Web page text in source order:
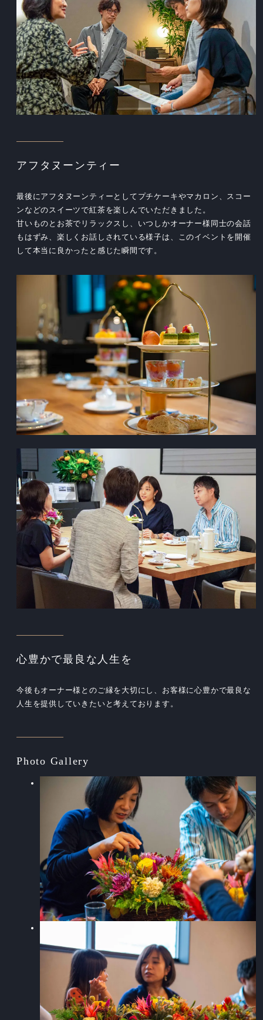
アフタヌーンティー
最後にアフタヌーンティーとしてプチケーキやマカロン、スコー
ンなどのスイーツで紅茶を楽しんでいただきました。
甘いものとお茶でリラックスし、いつしかオーナー様同士の会話
もはずみ、楽しくお話しされている様子は、このイベントを開催
して本当に良かったと感じた瞬間です。
心豊かで最良な人生を
今後もオーナー様とのご縁を大切にし、お客様に心豊かで最良な
人生を提供していきたいと考えております。
Photo Gallery